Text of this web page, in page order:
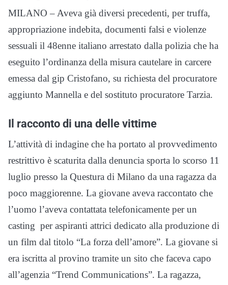
MILANO – Aveva già diversi precedenti, per truffa,
appropriazione indebita, documenti falsi e violenze
sessuali il 48enne italiano arrestato dalla polizia che ha
eseguito l’ordinanza della misura cautelare in carcere
emessa dal gip Cristofano, su richiesta del procuratore
aggiunto Mannella e del sostituto procuratore Tarzia.
Il racconto di una delle vittime
L’attività di indagine che ha portato al provvedimento
restrittivo è scaturita dalla denuncia sporta lo scorso 11
luglio presso la Questura di Milano da una ragazza da
poco maggiorenne. La giovane aveva raccontato che
l’uomo l’aveva contattata telefonicamente per un
casting per aspiranti attrici dedicato alla produzione di
un film dal titolo “La forza dell’amore”. La giovane si
era iscritta al provino tramite un sito che faceva capo
all’agenzia “Trend Communications”. La ragazza,